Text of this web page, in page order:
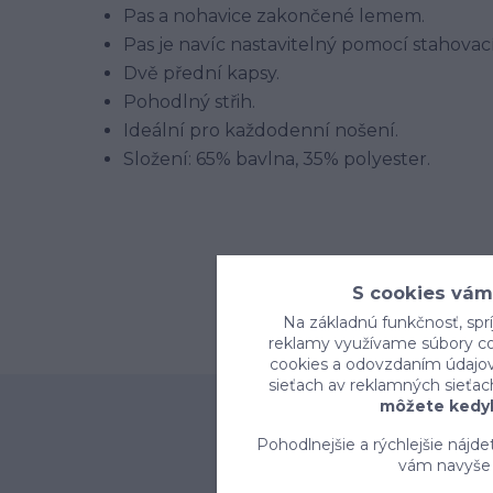
Pas a nohavice zakončené lemem.
Pas je navíc nastavitelný pomocí
Dvě přední kapsy.
Pohodlný střih.
Ideální pro každodenní nošení.
Složení: 65% bavlna, 35% polyester.
S cookies
Na základnú funkčnosť,
reklamy využívame súbory
cookies a odovzdaním
sieťach av reklamných
môžete
Pohodlnejšie a rýchlejšie
vám